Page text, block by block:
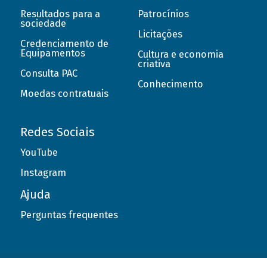
Resultados para a
sociedade
Credenciamento de
Equipamentos
Consulta PAC
Moedas contratuais
Patrocínios
Licitações
Cultura e economia
criativa
Conhecimento
Redes Sociais
YouTube
Instagram
Ajuda
Perguntas frequentes